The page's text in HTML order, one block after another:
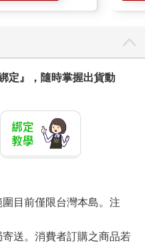
定』，隨時掌握出貨動
目前僅限台灣本島。注
送。消費者訂購之商品若